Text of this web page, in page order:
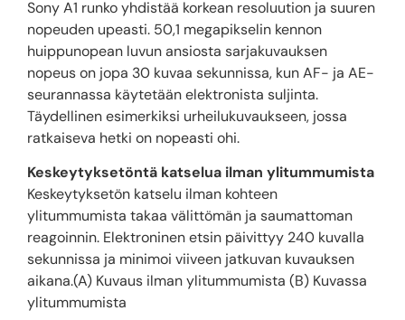
Sony A1 runko yhdistää korkean resoluution ja suuren
nopeuden upeasti. 50,1 megapikselin kennon
huippunopean luvun ansiosta sarjakuvauksen
nopeus on jopa 30 kuvaa sekunnissa, kun AF- ja AE-
seurannassa käytetään elektronista suljinta.
Täydellinen esimerkiksi urheilukuvaukseen, jossa
ratkaiseva hetki on nopeasti ohi.
Keskeytyksetöntä katselua ilman ylitummumista
Keskeytyksetön katselu ilman kohteen
ylitummumista takaa välittömän ja saumattoman
reagoinnin. Elektroninen etsin päivittyy 240 kuvalla
sekunnissa ja minimoi viiveen jatkuvan kuvauksen
aikana.(A) Kuvaus ilman ylitummumista (B) Kuvassa
ylitummumista